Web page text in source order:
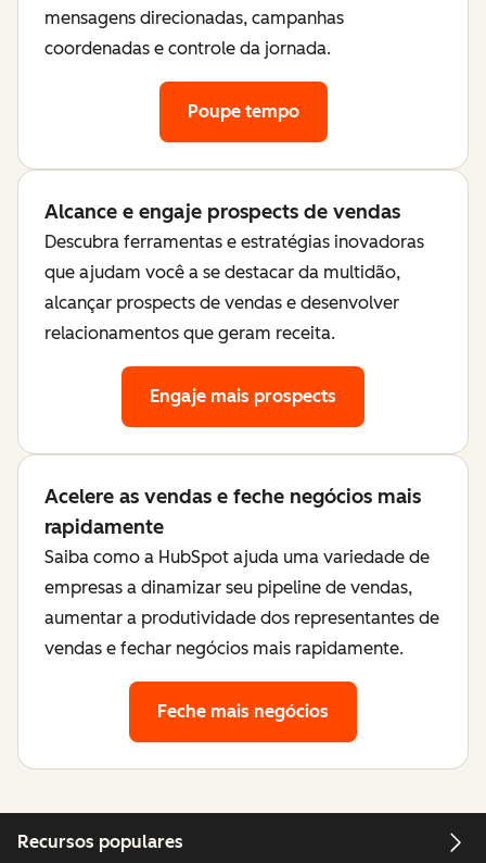
mensagens direcionadas, campanhas
coordenadas e controle da jornada.
Poupe tempo
Alcance e engaje prospects de vendas
Descubra ferramentas e estratégias inovadoras
que ajudam você a se destacar da multidão,
alcançar prospects de vendas e desenvolver
relacionamentos que geram receita.
Engaje mais prospects
Acelere as vendas e feche negócios mais
rapidamente
Saiba como a HubSpot ajuda uma variedade de
empresas a dinamizar seu pipeline de vendas,
aumentar a produtividade dos representantes de
vendas e fechar negócios mais rapidamente.
Feche mais negócios
Recursos populares